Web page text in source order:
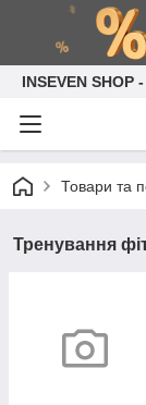
INSEVEN SHOP
Товари та
Тренування